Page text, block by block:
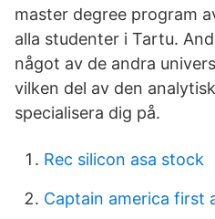
master degree program
alla studenter i Tartu.
något av de andra
vilken del av den
specialisera dig på.
Rec silicon asa stock
Captain america first